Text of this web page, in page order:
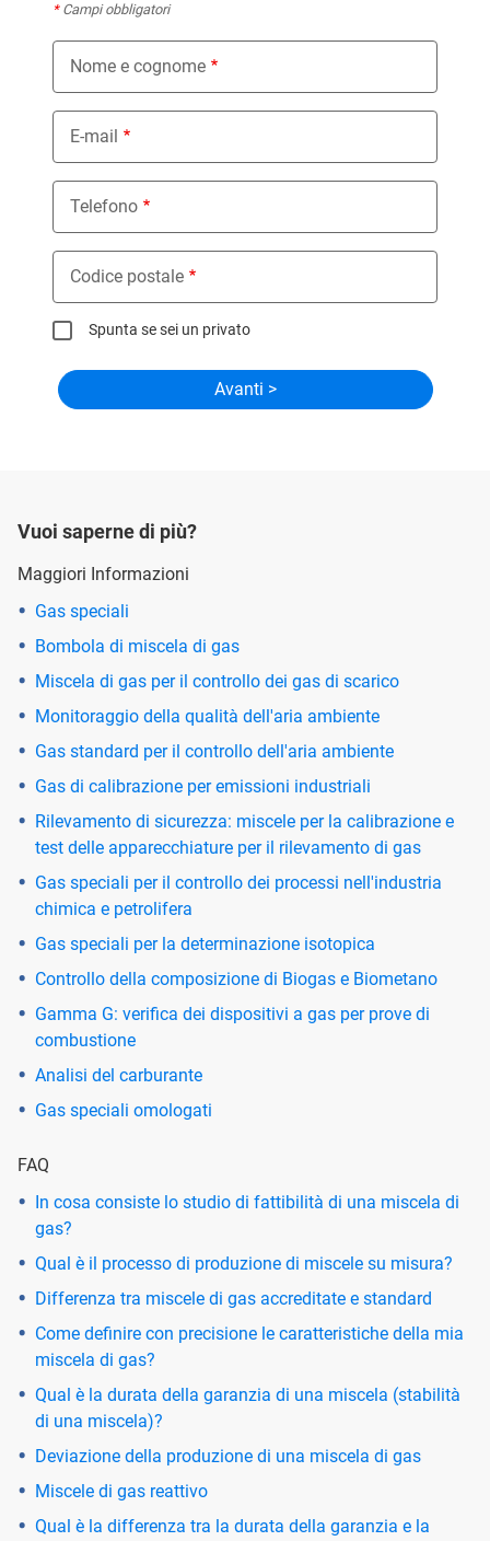
*Campi obbligatori
Nome e cognome
E-mail
Telefono
Codice postale
Spunta se sei un privato
Vuoi saperne di più?
Maggiori Informazioni
Gas speciali
Bombola di miscela di gas
Miscela di gas per il controllo dei gas di scarico
Monitoraggio della qualità dell'aria ambiente
Gas standard per il controllo dell'aria ambiente
Gas di calibrazione per emissioni industriali
Rilevamento di sicurezza: miscele per la calibrazione e
test delle apparecchiature per il rilevamento di gas
Gas speciali per il controllo dei processi nell'industria
chimica e petrolifera
Gas speciali per la determinazione isotopica
Controllo della composizione di Biogas e Biometano
Gamma G: verifica dei dispositivi a gas per prove di
combustione
Analisi del carburante
Gas speciali omologati
FAQ
In cosa consiste lo studio di fattibilità di una miscela di
gas?
Qual è il processo di produzione di miscele su misura?
Differenza tra miscele di gas accreditate e standard
Come definire con precisione le caratteristiche della mia
miscela di gas?
Qual è la durata della garanzia di una miscela (stabilità
di una miscela)?
Deviazione della produzione di una miscela di gas
Miscele di gas reattivo
Qual è la differenza tra la durata della garanzia e la